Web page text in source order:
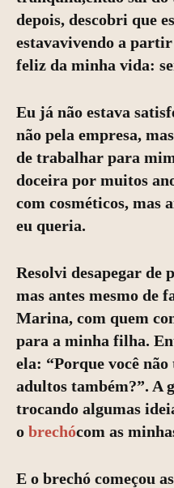
depois, descobri que
estavavivendo a
feliz da minha vida:
Eu já não estava
não pela empresa,
de trabalhar para
doceira por muitos
com cosméticos, mas
eu queria.
Resolvi desapegar de
mas antes mesmo de
Marina, com quem
para a minha filha.
ela: “Porque você
adultos também?”. A
trocando algumas
o brechócom as
E o brechó começou